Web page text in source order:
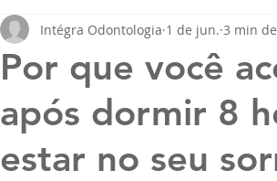
Por que você
após dormir 8
estar no seu
Intégra Odontologia 1 de jun. 3 min